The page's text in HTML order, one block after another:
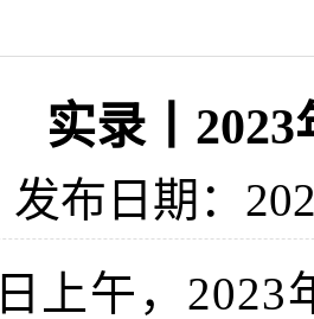
实录丨
发布日期：
上午，